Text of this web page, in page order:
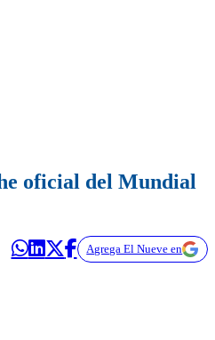
oficial del Mundial
Agrega El Nueve en